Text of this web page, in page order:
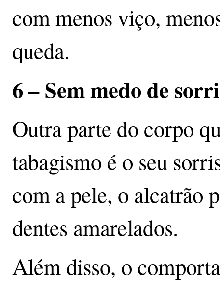
com menos viço,
queda.
6 – Sem medo de
Outra parte do corpo
tabagismo é o seu
com a pele, o alcatrão
dentes amarelados.
Além disso, o